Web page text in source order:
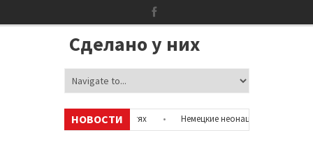
Сделано у них
НОВОСТИ
об аккаунтах в соцсетях •
Немецкие неонацисты, летевшие на
Сотни бездомных мигрантов оккупировали аэропорт в